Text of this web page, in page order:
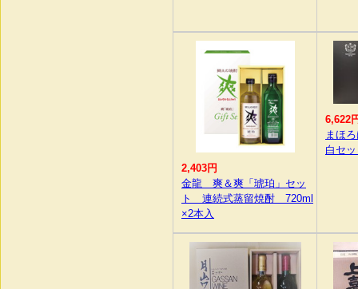
2,403円
金龍 爽＆爽「琥珀」セッ
ト 連続式蒸留焼酎 720ml
×2本入
6,622
まほ
白セ